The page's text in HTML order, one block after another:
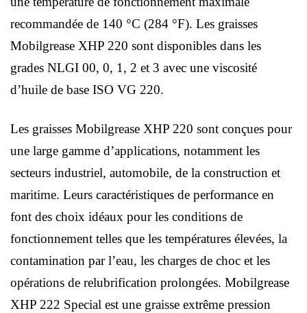
recommandée de 140 °C (284 °F). Les graisses
Mobilgrease XHP 220 sont disponibles dans les
grades NLGI 00, 0, 1, 2 et 3 avec une viscosité
d’huile de base ISO VG 220.
Les graisses Mobilgrease XHP 220 sont conçues pour
une large gamme d’applications, notamment les
secteurs industriel, automobile, de la construction et
maritime. Leurs caractéristiques de performance en
font des choix idéaux pour les conditions de
fonctionnement telles que les températures élevées, la
contamination par l’eau, les charges de choc et les
opérations de relubrification prolongées. Mobilgrease
XHP 222 Special est une graisse extrême pression